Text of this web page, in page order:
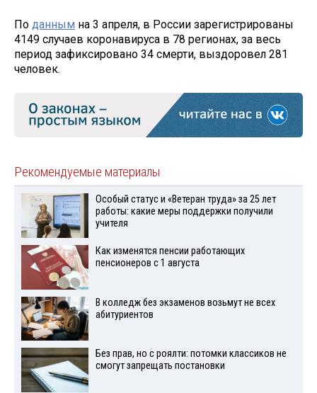
По данным на 3 апреля, в России зарегистрированы
4149 случаев коронавируса в 78 регионах, за весь
период зафиксировано 34 смерти, выздоровел 281
человек.
Рекомендуемые материалы
Особый статус и «Ветеран труда» за 25 лет
работы: какие меры поддержки получили
учителя
Как изменятся пенсии работающих
пенсионеров с 1 августа
В колледж без экзаменов возьмут не всех
абитуриентов
Без прав, но с роялти: потомки классиков не
смогут запрещать постановки